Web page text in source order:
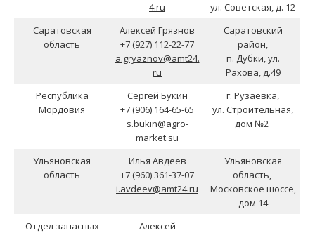
4.ru
ул. Советская, д. 12
Саратовская
область
Алексей Грязнов
+7 (927) 112-22-77
a.gryaznov@amt24.
ru
Саратовский
район,
п. Дубки, ул.
Рахова, д.49
Республика
Мордовия
Сергей Букин
+7 (906) 164-65-65
s.bukin@agro-
market.su
г. Рузаевка,
ул. Строительная,
дом №2
Ульяновская
область
Илья Авдеев
+7 (960) 361-37-07
i.avdeev@amt24.ru
Ульяновская
область,
Московское шоссе,
дом 14
Отдел запасных
Алексей